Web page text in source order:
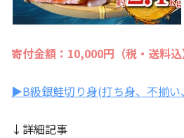
寄付金額：10,000円（税・送料込
▶B級銀鮭切り身(打ち身、不揃
↓詳細記事